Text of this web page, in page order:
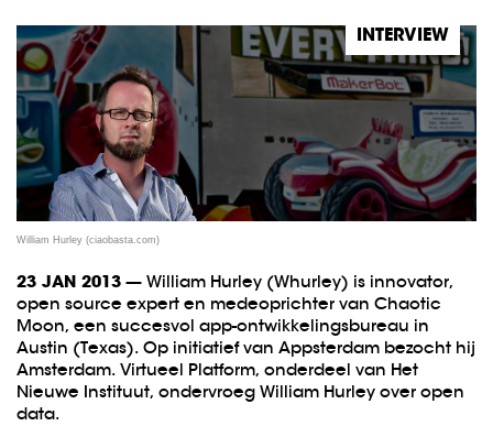
INTERVIEW
William Hurley (ciaobasta.com)
23 JAN 2013 — William Hurley (Whurley) is innovator,
open source expert en medeoprichter van Chaotic
Moon, een succesvol app-ontwikkelingsbureau in
Austin (Texas). Op initiatief van Appsterdam bezocht hij
Amsterdam. Virtueel Platform, onderdeel van Het
Nieuwe Instituut, ondervroeg William Hurley over open
data.